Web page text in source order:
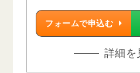
フォームで申込む
詳細を